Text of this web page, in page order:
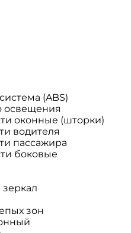
(ABS)
освещения
оконные (шторки)
водителя
пассажира
боковые
зон